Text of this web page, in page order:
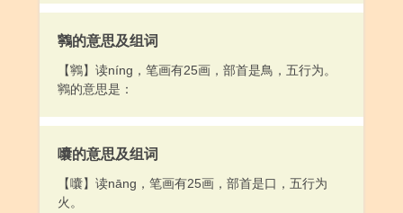
鸋的意思及组词
【鸋】读níng，笔画有25画，部首是鳥，五行为。
鸋的意思是：
囔的意思及组词
【囔】读nāng，笔画有25画，部首是口，五行为
火。